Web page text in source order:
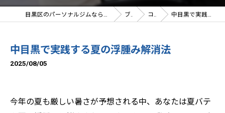
目黒区のパーソナルジムならLight Body gymへ | 女性トレーナー在籍 ブログ コラム 中目黒で実践する夏の浮腫み解消法
中目黒で実践する夏の浮腫み解消法
2025/08/05
今年の夏も厳しい暑さが予想される中、あなたは夏バテ